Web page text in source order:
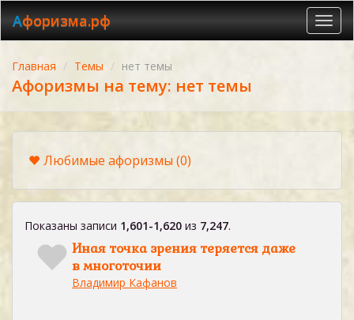
Афоризма.рф
Главная Темы нет темы
Афоризмы на тему: нет темы
Любимые афоризмы (0)
Показаны записи 1,601-1,620 из 7,247.
Иная точка зрения теряется даже
в многоточии
Владимир Кафанов